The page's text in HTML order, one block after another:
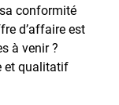
conformité
d’affaire est
à venir ?
et qualitatif